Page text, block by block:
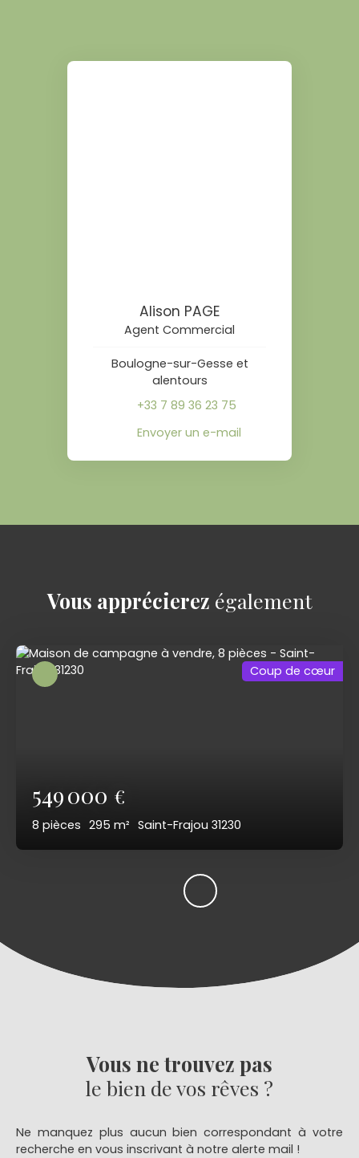
Alison PAGE
Agent Commercial
Boulogne-sur-Gesse et
alentours
+33 7 89 36 23 75
Envoyer un e-mail
Vous apprécierez également
549 000 €
8 pièces 295 m² Saint-Frajou 31230
Coup de cœur
Vous ne trouvez pas
le bien de vos rêves ?
Ne manquez plus aucun bien correspondant à votre
recherche en vous inscrivant à notre alerte mail !